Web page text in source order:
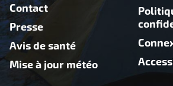
Contact
Presse
Avis de santé
Mise à jour météo